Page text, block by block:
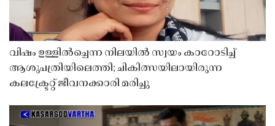
വിഷം ഉള്ളിൽച്ചെന്ന നിലയിൽ സ്വയം കാറോടിച്ച്
ആശുപത്രിയിലെത്തി; ചികിത്സയിലായിരുന്ന
കലക്ട്രേറ്റ് ജീവനക്കാരി മരിച്ചു